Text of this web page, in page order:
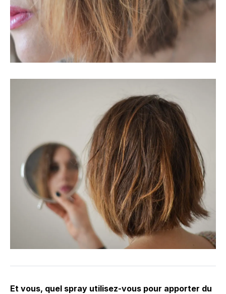
Et vous, quel spray utilisez-vous pour apporter du